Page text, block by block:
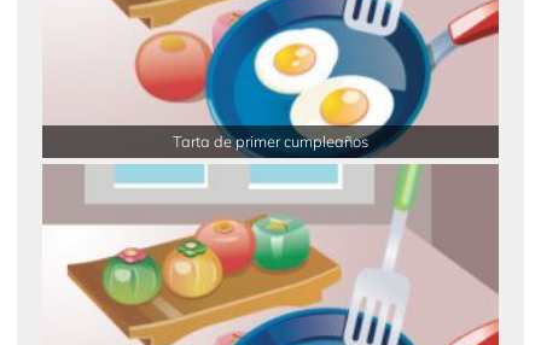
Tarta de primer cumpleaños